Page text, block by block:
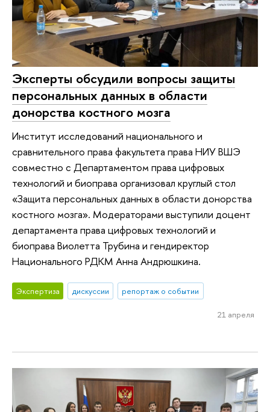
Эксперты обсудили вопросы защиты
персональных данных в области
донорства костного мозга
Институт исследований национального и
сравнительного права факультета права НИУ ВШЭ
совместно с Департаментом права цифровых
технологий и биоправа организовал круглый стол
«Защита персональных данных в области донорства
костного мозга». Модераторами выступили доцент
департамента права цифровых технологий и
биоправа Виолетта Трубина и гендиректор
Национального РДКМ Анна Андрюшкина.
Экспертиза дискуссии репортаж о событии
21 апреля